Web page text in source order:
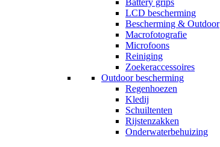
LCD bescherming
Bescherming & Outdoor
Macrofotografie
Microfoons
Reiniging
Zoekeraccessoires
Outdoor bescherming
Regenhoezen
Kledij
Schuiltenten
Rijstenzakken
Onderwaterbehuizing